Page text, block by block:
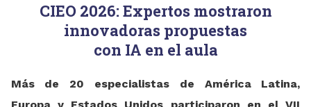
CIEO 2026: Expertos mostraron
innovadoras propuestas
con IA en el aula
Más de 20 especialistas de América Latina,